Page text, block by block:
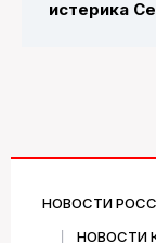
истерика
НОВОСТИ
НОВОСТИ